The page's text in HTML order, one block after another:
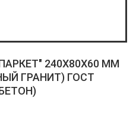
240X80X60 ММ
ГРАНИТ) ГОСТ